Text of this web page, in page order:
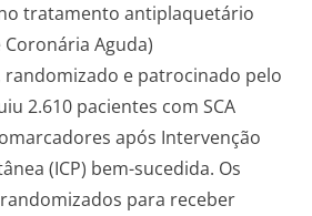
tratamento antiplaquetário
Aguda)
randomizado e patrocinado pelo
2.610 pacientes com SCA
após Intervenção
(ICP) bem-sucedida. Os
para receber